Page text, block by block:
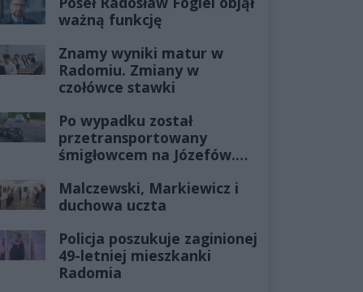
ważną funkcję
Znamy wyniki matur w
Radomiu. Zmiany w
czołówce stawki
Po wypadku został
przetransportowany
śmigłowcem na Józefów.
żyłach
Malczewski, Markiewicz i
duchowa uczta
Policja poszukuje zaginionej
49-letniej mieszkanki
Radomia